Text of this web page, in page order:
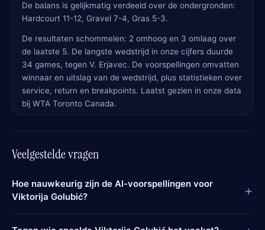
De balans is gelijkmatig verdeeld over de ondergronden:
Hardcourt 11-12, Gravel 7-4, Gras 5-3.
De resultaten schommelen: 2 omhoog en 3 omlaag over
de laatste 5. De langste wedstrijd in onze cijfers duurde
34 games, tegen V. Erjavec. De voorspellingen omvatten
winnaar en uitslag van de wedstrijd, plus statistieken over
service, return en breakpoints. Laatst gezien in onze data
bij WTA Toronto Canada.
Veelgestelde vragen
Hoe nauwkeurig zijn de AI-voorspellingen voor
Viktorija Golubić?
+